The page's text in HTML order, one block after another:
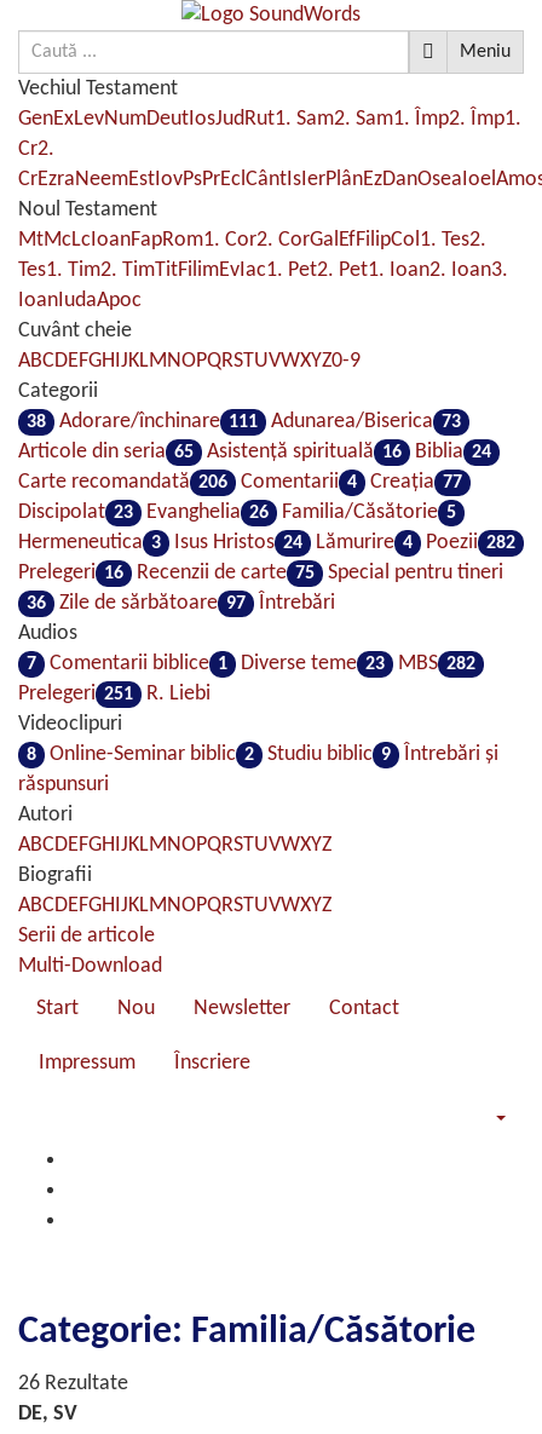
Meniu
Vechiul Testament
GenExLevNumDeutIosJudRut1. Sam2. Sam1. Împ2. Împ1.
Cr2.
CrEzraNeemEstIovPsPrEclCântIsIerPlânEzDanOseaIoel
Noul Testament
MtMcLcIoanFapRom1. Cor2. CorGalEfFilipCol1. Tes2.
Tes1. Tim2. TimTitFilimEvIac1. Pet2. Pet1. Ioan2. Ioan3.
IoanIudaApoc
Cuvânt cheie
ABCDEFGHIJKLMNOPQRSTUVWXYZ0-9
Categorii
38 Adorare/închinare 111 Adunarea/Biserica 73
Articole din seria 65 Asistenţă spirituală 16 Biblia 24
Carte recomandată 206 Comentarii 4 Creaţia 77
Discipolat 23 Evanghelia 26 Familia/Căsătorie 5
Hermeneutica 3 Isus Hristos 24 Lămurire 4 Poezii 282
Prelegeri 16 Recenzii de carte 75 Special pentru tineri
36 Zile de sărbătoare 97
Întrebări
Audios
7 Comentarii biblice 1 Diverse teme 23 MBS 282
Prelegeri 251
R. Liebi
Videoclipuri
8 Online-Seminar biblic 2 Studiu biblic 9
Întrebări şi
răspunsuri
Autori
ABCDEFGHIJKLMNOPQRSTUVWXYZ
Biografii
ABCDEFGHIJKLMNOPQRSTUVWXYZ
Serii de articole
Multi-Download
Start
Nou Newsletter Contact
Impressum Înscriere
Categorie: Familia/Căsătorie
26 Rezultate
DE, SV